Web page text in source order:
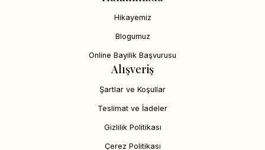
Hikayemiz
Blogumuz
Online Bayilik Başvurusu
Alışveriş
Şartlar ve Koşullar
Teslimat ve İadeler
Gizlilik Politikası
Çerez Politikası